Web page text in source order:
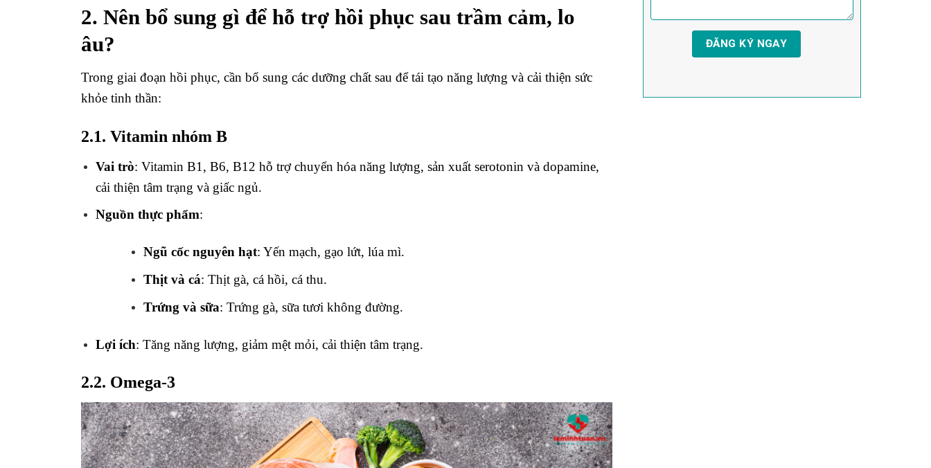
2. Nên bổ sung gì để hỗ trợ hồi phục sau trầm cảm, lo
âu?
Trong giai đoạn hồi phục, cần bổ sung các dưỡng chất sau để tái tạo năng lượng và cải thiện sức
khỏe tinh thần:
2.1. Vitamin nhóm B
Vai trò: Vitamin B1, B6, B12 hỗ trợ chuyển hóa năng lượng, sản xuất serotonin và dopamine,
cải thiện tâm trạng và giấc ngủ.
Nguồn thực phẩm:
Ngũ cốc nguyên hạt: Yến mạch, gạo lứt, lúa mì.
Thịt và cá: Thịt gà, cá hồi, cá thu.
Trứng và sữa: Trứng gà, sữa tươi không đường.
Lợi ích: Tăng năng lượng, giảm mệt mỏi, cải thiện tâm trạng.
2.2. Omega-3